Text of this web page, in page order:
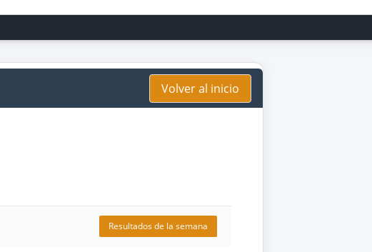
Volver al inicio
Resultados de la semana